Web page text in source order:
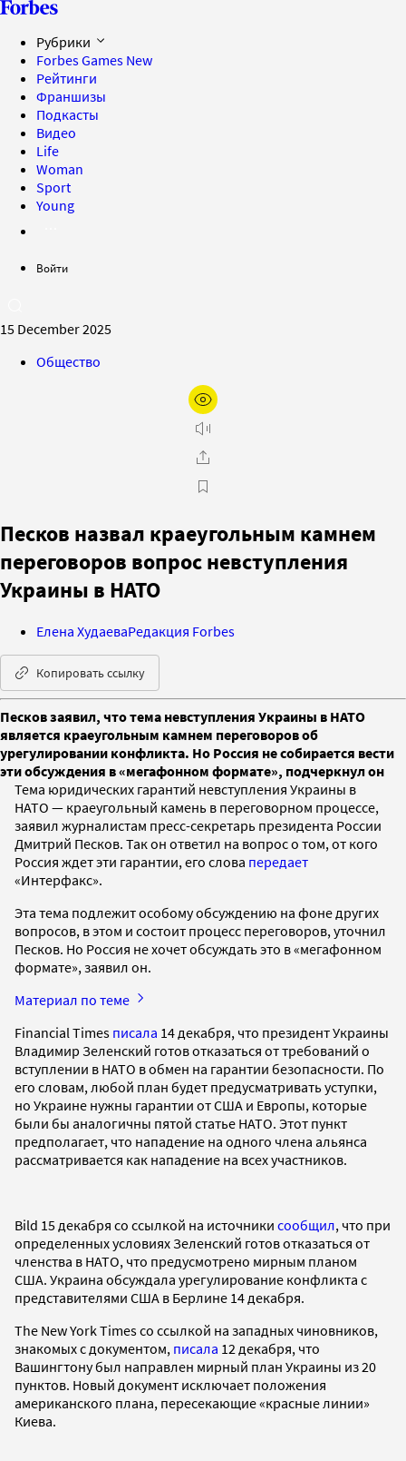
Рубрики
Forbes Games New
Рейтинги
Франшизы
Подкасты
Видео
Life
Woman
Sport
Young
Войти
15 December 2025
Общество
Песков назвал краеугольным камнем
переговоров вопрос невступления
Украины в НАТО
Елена ХудаеваРедакция Forbes
Копировать ссылку
Песков заявил, что тема невступления Украины в НАТО
является краеугольным камнем переговоров об
урегулировании конфликта. Но Россия не собирается вести
эти обсуждения в «мегафонном формате», подчеркнул он
Тема юридических гарантий невступления Украины в
НАТО — краеугольный камень в переговорном процессе,
заявил журналистам пресс-секретарь президента России
Дмитрий Песков. Так он ответил на вопрос о том, от кого
Россия ждет эти гарантии, его слова передает
«Интерфакс».
Эта тема подлежит особому обсуждению на фоне других
вопросов, в этом и состоит процесс переговоров, уточнил
Песков. Но Россия не хочет обсуждать это в «мегафонном
формате», заявил он.
Материал по теме
Financial Times писала 14 декабря, что президент Украины
Владимир Зеленский готов отказаться от требований о
вступлении в НАТО в обмен на гарантии безопасности. По
его словам, любой план будет предусматривать уступки,
но Украине нужны гарантии от США и Европы, которые
были бы аналогичны пятой статье НАТО. Этот пункт
предполагает, что нападение на одного члена альянса
рассматривается как нападение на всех участников.
Bild 15 декабря со ссылкой на источники сообщил, что при
определенных условиях Зеленский готов отказаться от
членства в НАТО, что предусмотрено мирным планом
США. Украина обсуждала урегулирование конфликта с
представителями США в Берлине 14 декабря.
The New York Times со ссылкой на западных чиновников,
знакомых с документом, писала 12 декабря, что
Вашингтону был направлен мирный план Украины из 20
пунктов. Новый документ исключает положения
американского плана, пересекающие «красные линии»
Киева.